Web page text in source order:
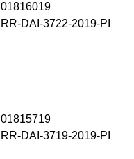
01816019
RR-DAI-3722-2019-PI
01815719
RR-DAI-3719-2019-PI